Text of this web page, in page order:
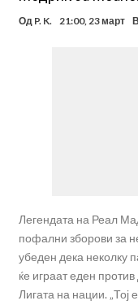
Од P. K. 21:00, 23 март
Легендата на Реал
пофални зборови за
убеден дека неколку
ќе играат еден
Лигата на нации. „Тој